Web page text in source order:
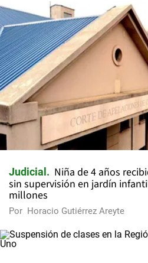
Judicial
Niña de 4 años
sin supervisión en jardín
millones
Por Horacio Gutiérrez Areyte